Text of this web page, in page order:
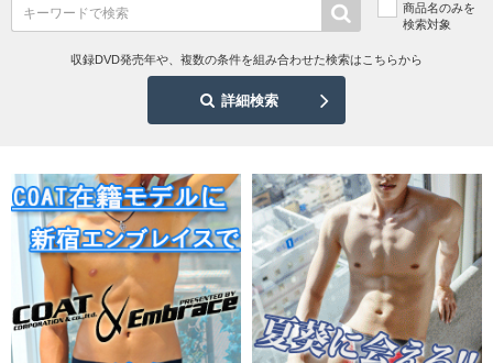
商品名のみを
検索対象
収録DVD発売年や、複数の条件を組み合わせた検索はこちらから
詳細検索